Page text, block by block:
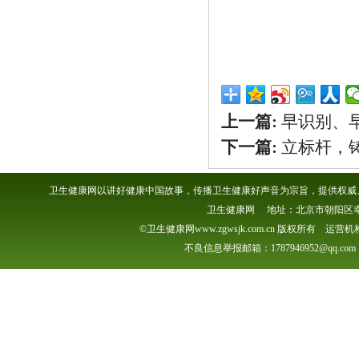
上一篇: 早识别、
下一篇: 立标杆，
卫生健康网以讲好健康中国故事，传播卫生健康好声音为宗旨，提供权
卫生健康网 地址：北京市朝阳区
©卫生健康网www.zgwsjk.com.cn 版权所有 运营
不良信息举报邮箱：